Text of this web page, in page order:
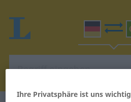
Ihre Privatsphäre ist uns wichtig